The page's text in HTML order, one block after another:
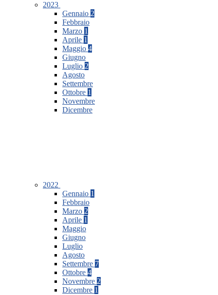
2023
Gennaio 2
Febbraio
Marzo 1
Aprile 1
Maggio 4
Giugno
Luglio 2
Agosto
Settembre
Ottobre 1
Novembre
Dicembre
2022
Gennaio 1
Febbraio
Marzo 2
Aprile 1
Maggio
Giugno
Luglio
Agosto
Settembre 7
Ottobre 4
Novembre 2
Dicembre 1